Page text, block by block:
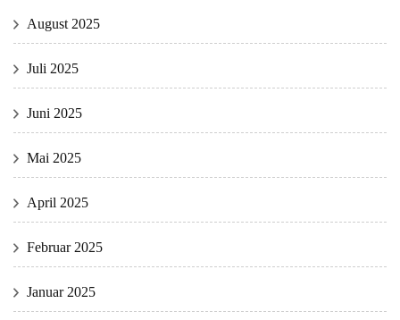
August 2025
Juli 2025
Juni 2025
Mai 2025
April 2025
Februar 2025
Januar 2025